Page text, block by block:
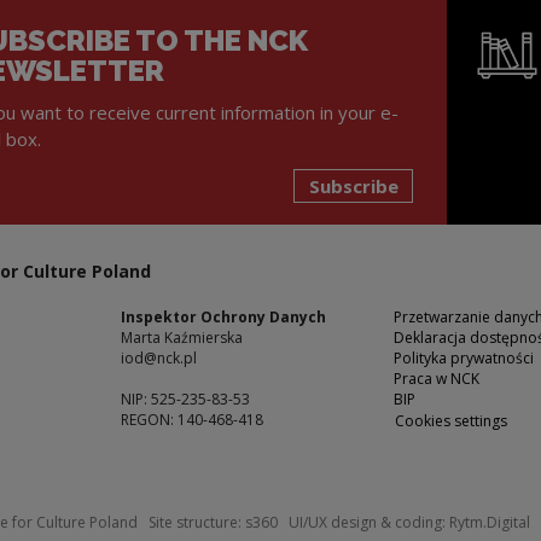
TO THE NCK
want to receive current information in your e-
box.
Subscribe
Culture Poland
Inspektor Ochrony Danych
Marta Kaźmierska
iod@nck.pl
NIP: 525-235-83-53
REGON: 140-468-418
Przetwarzanie
Deklaracja
Polityka prywatności
Praca w NCK
BIP
Cookies settings
for Culture Poland Site structure: s360Note, the link will open in a new window
UI/UX design & coding: Rytm.Digital